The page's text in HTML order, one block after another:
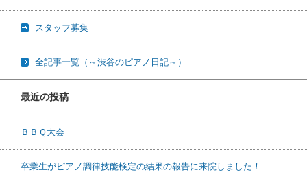
スタッフ募集
全記事一覧（～渋谷のピアノ日記～）
最近の投稿
ＢＢＱ大会
卒業生がピアノ調律技能検定の結果の報告に来院しました！